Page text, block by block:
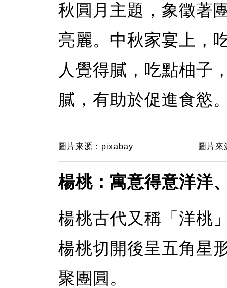
秋圓月主題，象徵著
亮麗。中秋家宴上，
人覺得膩，吃點柚子
膩，有助於促進食慾
圖片來源：pixabay 圖片
楊桃：寓意得意洋洋
楊桃古代又稱「洋桃
楊桃切開後呈五角星
聚團圓。